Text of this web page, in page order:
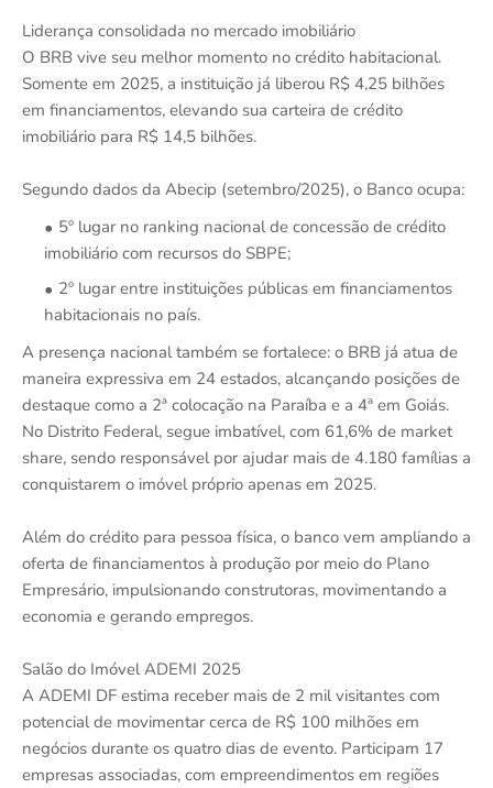
Liderança consolidada no mercado imobiliário
O BRB vive seu melhor momento no crédito habitacional.
Somente em 2025, a instituição já liberou R$ 4,25 bilhões
em financiamentos, elevando sua carteira de crédito
imobiliário para R$ 14,5 bilhões.
Segundo dados da Abecip (setembro/2025), o Banco ocupa:
5º lugar no ranking nacional de concessão de crédito
imobiliário com recursos do SBPE;
2º lugar entre instituições públicas em financiamentos
habitacionais no país.
A presença nacional também se fortalece: o BRB já atua de
maneira expressiva em 24 estados, alcançando posições de
destaque como a 2ª colocação na Paraíba e a 4ª em Goiás.
No Distrito Federal, segue imbatível, com 61,6% de market
share, sendo responsável por ajudar mais de 4.180 famílias a
conquistarem o imóvel próprio apenas em 2025.
Além do crédito para pessoa física, o banco vem ampliando a
oferta de financiamentos à produção por meio do Plano
Empresário, impulsionando construtoras, movimentando a
economia e gerando empregos.
Salão do Imóvel ADEMI 2025
A ADEMI DF estima receber mais de 2 mil visitantes com
potencial de movimentar cerca de R$ 100 milhões em
negócios durante os quatro dias de evento. Participam 17
empresas associadas, com empreendimentos em regiões